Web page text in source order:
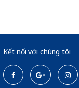
Kết nối với chúng tôi